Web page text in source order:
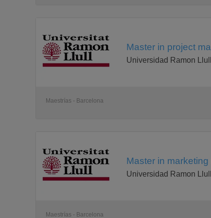
Master in project
Universidad Ramon Llull
Maestrías - Barcelona
Master in
Universidad Ramon Llull
Maestrías - Barcelona